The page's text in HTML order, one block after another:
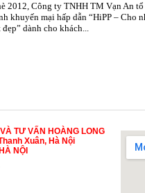
2012, Công ty TNHH TM Vạn An
khuyến mại hấp dẫn “HiPP – Cho
dành cho khách...
TƯ VẤN HOÀNG LONG
Xuân, Hà Nội
NỘI